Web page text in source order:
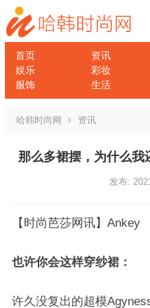
首页 资讯
娱乐
彩妆
服饰
生活
哈韩时尚网 资讯
那么多裙摆，为什么我
发布:
【时尚芭莎网讯】Ankey
也许你会这样穿纱裙：
许久没复出的超模